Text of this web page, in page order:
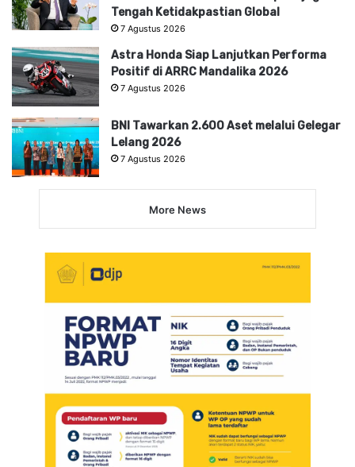
Tengah Ketidakpastian Global
7 Agustus 2026
Astra Honda Siap Lanjutkan Performa
Positif di ARRC Mandalika 2026
7 Agustus 2026
BNI Tawarkan 2.600 Aset melalui Gelegar
Lelang 2026
7 Agustus 2026
More News